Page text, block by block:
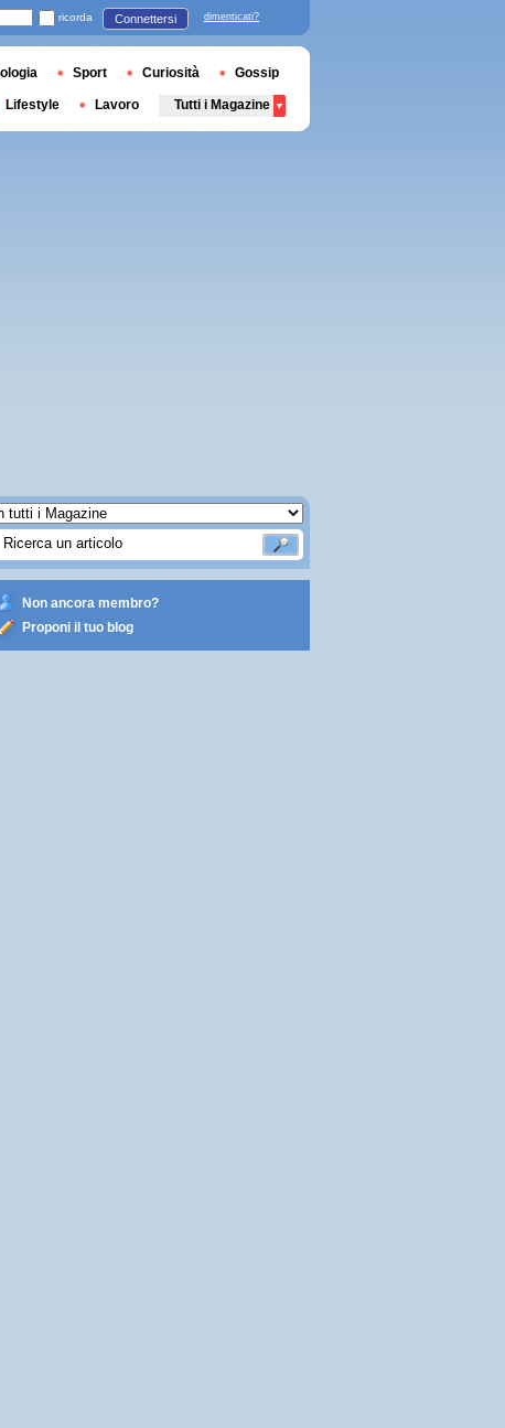
Non ancora membro?
Proponi il tuo blog
ricorda Connettersi dimenticati?
Sport Curiosità Gossip
Lifestyle Lavoro Tutti i Magazine